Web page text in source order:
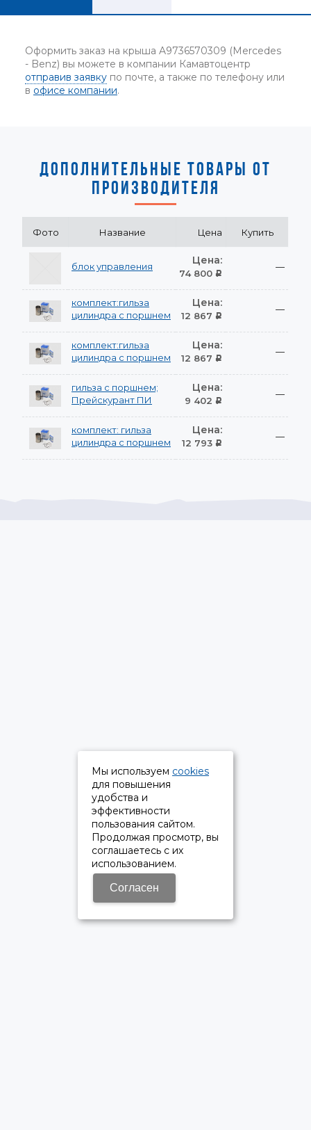
Оформить заказ на крыша A9736570309 (Mercedes
- Benz) вы можете в компании Камавтоцентр
отправив заявку по почте, а также по телефону или
в офисе компании.
ДОПОЛНИТЕЛЬНЫЕ ТОВАРЫ ОТ
ПРОИЗВОДИТЕЛЯ
Фото Название Цена Купить
блок управления Цена:
74 800 Р
—
комплект:гильза
цилиндра с поршнем
Цена:
12 867 Р
—
комплект:гильза
цилиндра с поршнем
Цена:
12 867 Р
—
гильза с поршнем;
Прейскурант ПИ
Цена:
9 402 Р
—
комплект: гильза
цилиндра с поршнем
Цена:
12 793 Р
—
Мы используем cookies
для повышения
удобства и
эффективности
пользования сайтом.
Продолжая просмотр, вы
соглашаетесь с их
использованием.
Согласен